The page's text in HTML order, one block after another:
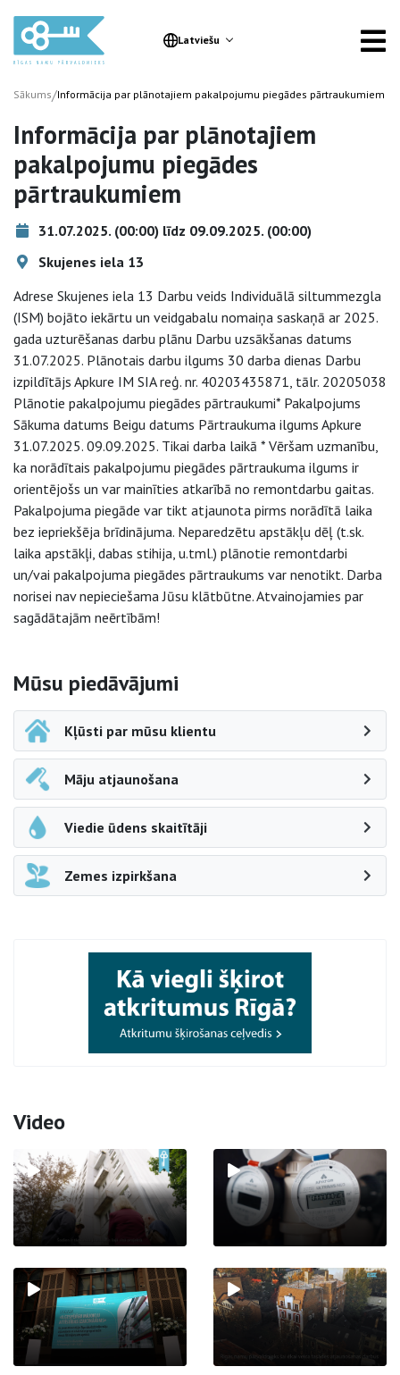
Latviešu
Sākums/Informācija par plānotajiem pakalpojumu piegādes pārtraukumiem
Informācija par plānotajiem
pakalpojumu piegādes
pārtraukumiem
31.07.2025. (00:00) līdz 09.09.2025. (00:00)
Skujenes iela 13
Adrese Skujenes iela 13 Darbu veids Individuālā siltummezgla
(ISM) bojāto iekārtu un veidgabalu nomaiņa saskaņā ar 2025.
gada uzturēšanas darbu plānu Darbu uzsākšanas datums
31.07.2025. Plānotais darbu ilgums 30 darba dienas Darbu
izpildītājs Apkure IM SIA reģ. nr. 40203435871, tālr. 20205038
Plānotie pakalpojumu piegādes pārtraukumi* Pakalpojums
Sākuma datums Beigu datums Pārtraukuma ilgums Apkure
31.07.2025. 09.09.2025. Tikai darba laikā * Vēršam uzmanību,
ka norādītais pakalpojumu piegādes pārtraukuma ilgums ir
orientējošs un var mainīties atkarībā no remontdarbu gaitas.
Pakalpojuma piegāde var tikt atjaunota pirms norādītā laika
bez iepriekšēja brīdinājuma. Neparedzētu apstākļu dēļ (t.sk.
laika apstākļi, dabas stihija, u.tml.) plānotie remontdarbi
un/vai pakalpojuma piegādes pārtraukums var nenotikt. Darba
norisei nav nepieciešama Jūsu klātbūtne. Atvainojamies par
sagādātajām neērtībām!
Sāna navigācija
Mūsu piedāvājumi
Kļūsti par mūsu klientu
Māju atjaunošana
Viedie ūdens skaitītāji
Zemes izpirkšana
Video